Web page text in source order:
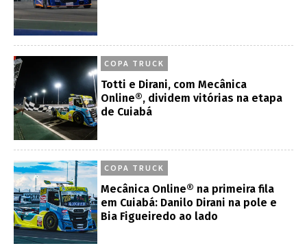
COPA TRUCK
Totti e Dirani, com Mecânica
Online®, dividem vitórias na etapa
de Cuiabá
COPA TRUCK
Mecânica Online® na primeira fila
em Cuiabá: Danilo Dirani na pole e
Bia Figueiredo ao lado